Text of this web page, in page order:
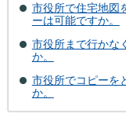
市役所で住宅地図
ーは可能ですか。
市役所まで行かな
か。
市役所でコピーを
か。